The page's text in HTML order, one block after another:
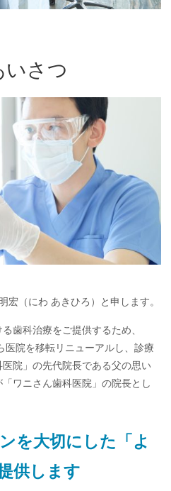
さつ
宏（にわ あきひろ）と申します。
歯科治療をご提供するため、
院を移転リニューアルし、診療
院」の先代院長である父の思い
ワニさん歯科医院」の院長とし
を大切にした「よ
供します